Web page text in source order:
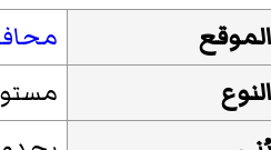
الموقع
النوع